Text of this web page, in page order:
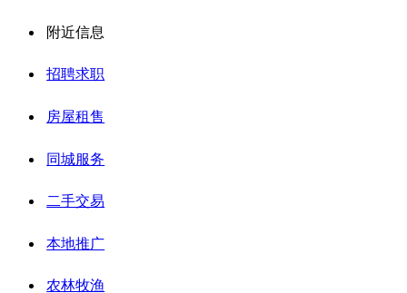
附近信息
招聘求职
房屋租售
同城服务
二手交易
本地推广
农林牧渔